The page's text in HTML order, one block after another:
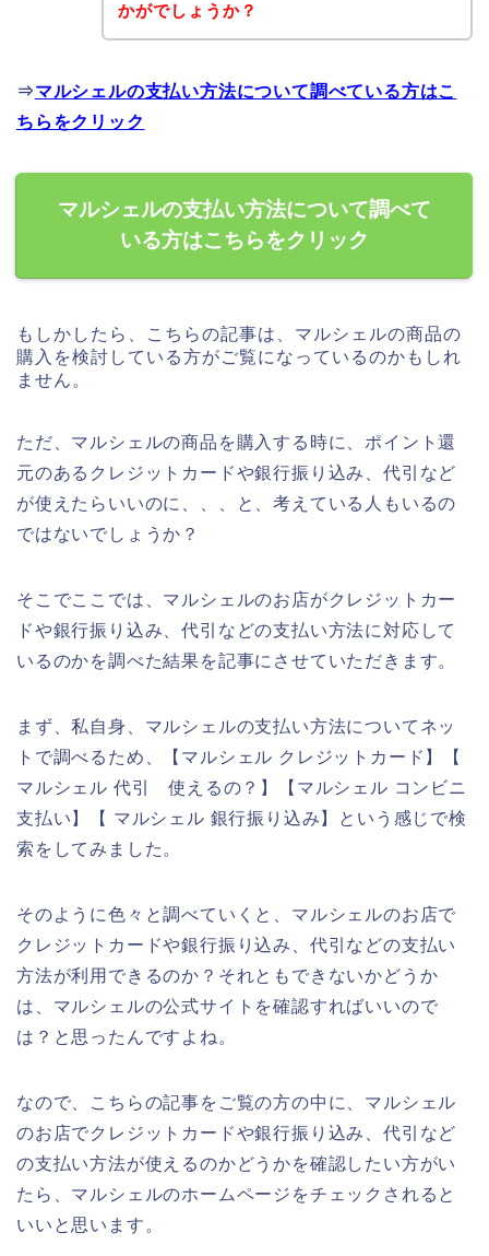
かがでしょうか？
⇒マルシェルの支払い方法について調べている方はこ
ちらをクリック
マルシェルの支払い方法について調べて
いる方はこちらをクリック
もしかしたら、こちらの記事は、マルシェルの商品の
購入を検討している方がご覧になっているのかもしれ
ません。
ただ、マルシェルの商品を購入する時に、ポイント還
元のあるクレジットカードや銀行振り込み、代引など
が使えたらいいのに、、、と、考えている人もいるの
ではないでしょうか？
そこでここでは、マルシェルのお店がクレジットカー
ドや銀行振り込み、代引などの支払い方法に対応して
いるのかを調べた結果を記事にさせていただきます。
まず、私自身、マルシェルの支払い方法についてネッ
トで調べるため、【マルシェル クレジットカード】【
マルシェル 代引 使えるの？】【マルシェル コンビニ
支払い】【 マルシェル 銀行振り込み】という感じで検
索をしてみました。
そのように色々と調べていくと、マルシェルのお店で
クレジットカードや銀行振り込み、代引などの支払い
方法が利用できるのか？それともできないかどうか
は、マルシェルの公式サイトを確認すればいいので
は？と思ったんですよね。
なので、こちらの記事をご覧の方の中に、マルシェル
のお店でクレジットカードや銀行振り込み、代引など
の支払い方法が使えるのかどうかを確認したい方がい
たら、マルシェルのホームページをチェックされると
いいと思います。